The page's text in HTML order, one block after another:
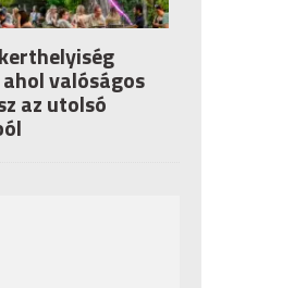
valóságos
az utolsó